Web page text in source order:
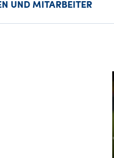
UND MITARBEITER